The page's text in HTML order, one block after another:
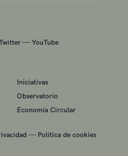
—YouTube
Iniciativas
Observatorio
Economía Circular
— Política de cookies